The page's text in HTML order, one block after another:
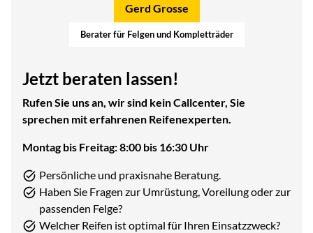
Gerd Grosse
Berater für Felgen und Kompletträder
Jetzt beraten lassen!
Rufen Sie uns an, wir sind kein Callcenter, Sie
sprechen mit erfahrenen Reifenexperten.
Montag bis Freitag: 8:00 bis 16:30 Uhr
Persönliche und praxisnahe Beratung.
Haben Sie Fragen zur Umrüstung, Voreilung oder zur
passenden Felge?
Welcher Reifen ist optimal für Ihren Einsatzzweck?